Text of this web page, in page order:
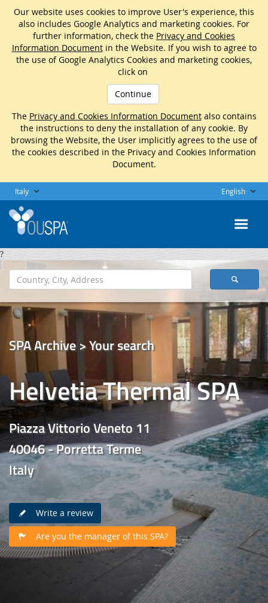
Our website uses cookies to improve User's experience, this
also includes Google Analytics and marketing cookies. For
further information, check the Privacy and Cookies
Information Documentin the Website. If you wish to agree to
the use of Google Analytics Cookies and marketing cookies,
click on
Continue
The Privacy and Cookies Information Documentalso contains
the instructions to deny the installation of any cookie. By
browsing the Website, the User implicitly agrees to the use of
the cookies described in the Privacy and Cookies Information
Document.
Italy English
?
SPA Archive > Your search
Helvetia Thermal SPA
Piazza Vittorio Veneto 11
40046 - Porretta Terme
Italy
Write a review
Are you the manager of this SPA?